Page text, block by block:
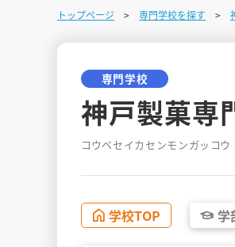
トップページ 専門学校を探す
専門学校
神戸製菓専
コウベセイカセンモンガッコウ
学校TOP 学